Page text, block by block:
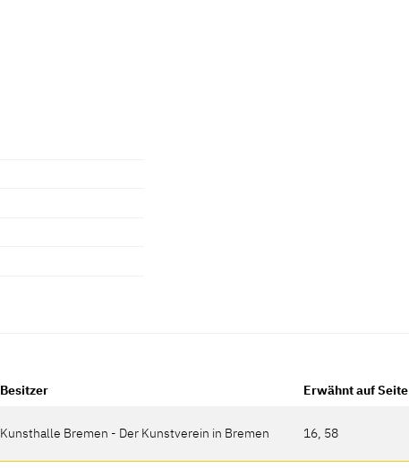
Besitzer Erwähnt auf Seite
Kunsthalle Bremen - Der Kunstverein in Bremen 16, 58